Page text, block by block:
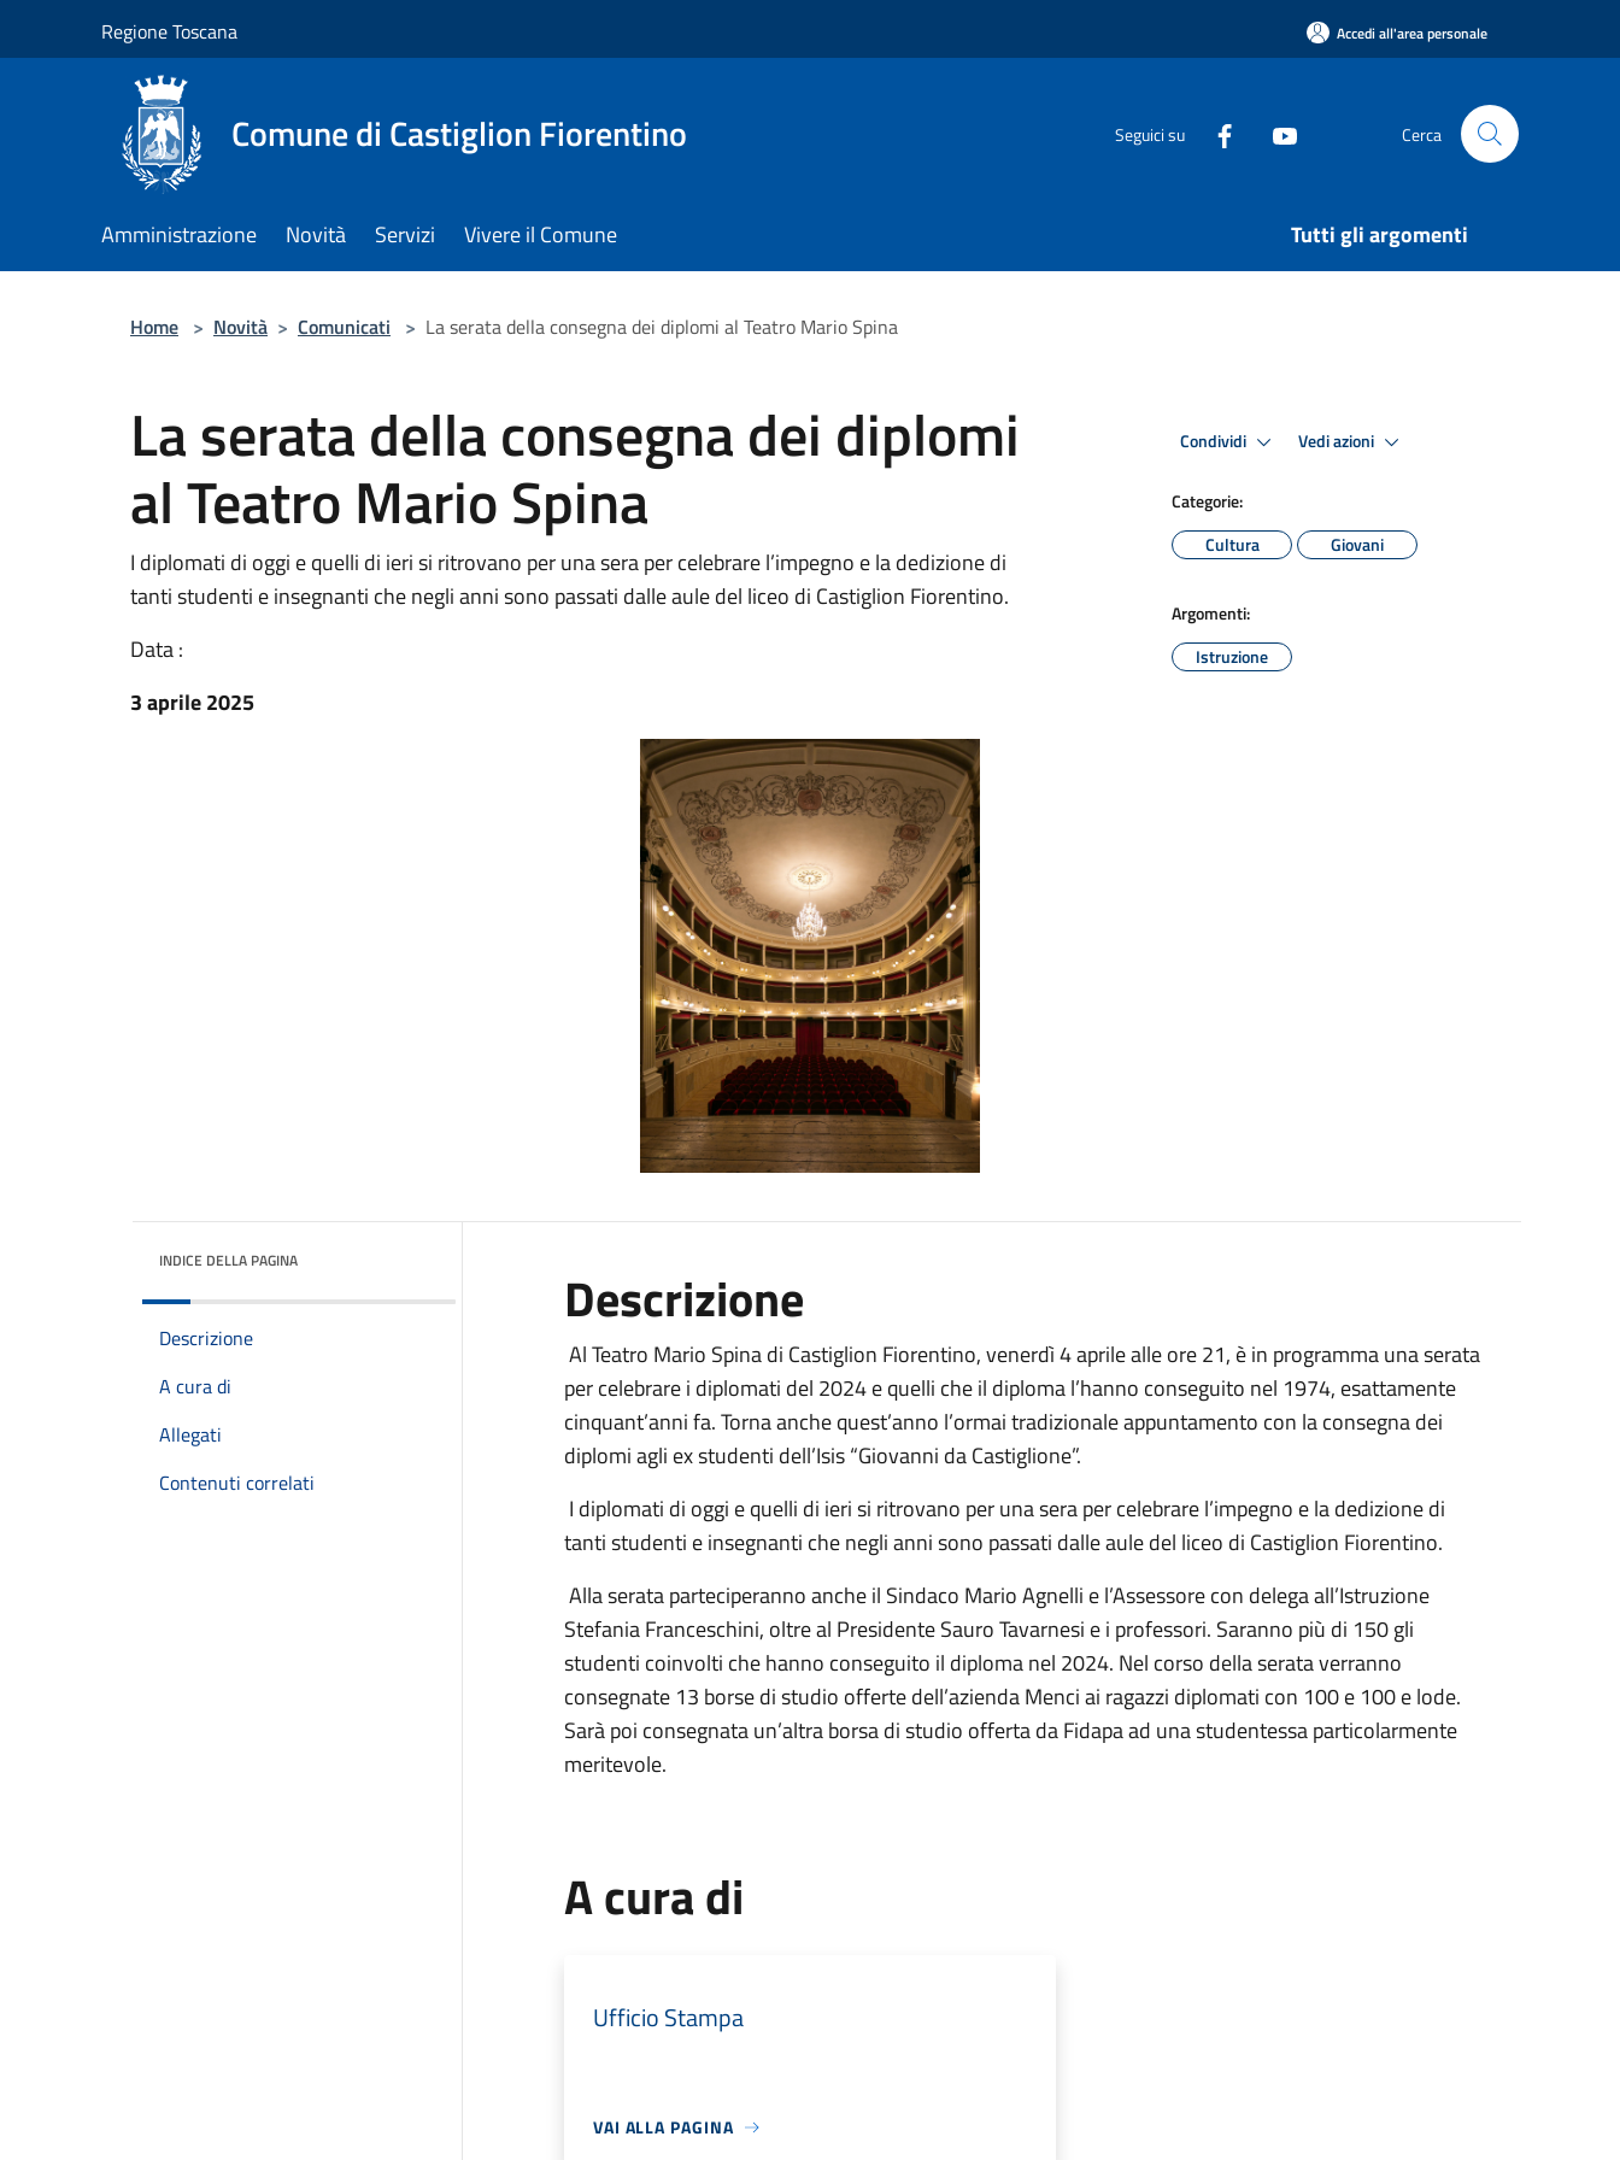
Regione Toscana Accedi all'area personale
Comune di Castiglion Fiorentino Seguici su Cerca
Amministrazione Novità Servizi Vivere il Comune Tutti gli argomenti
Home > Novità > Comunicati > La serata della consegna dei diplomi al Teatro Mario Spina
La serata della consegna dei diplomi
al Teatro Mario Spina
I diplomati di oggi e quelli di ieri si ritrovano per una sera per celebrare l’impegno e la dedizione di
tanti studenti e insegnanti che negli anni sono passati dalle aule del liceo di Castiglion Fiorentino.
Data :
3 aprile 2025
Condividi Vedi azioni
Categorie:
Cultura
Giovani
Argomenti:
Istruzione
INDICE DELLA PAGINA
Descrizione
A cura di
Allegati
Contenuti correlati
Descrizione
Al Teatro Mario Spina di Castiglion Fiorentino, venerdì 4 aprile alle ore 21, è in programma una serata
per celebrare i diplomati del 2024 e quelli che il diploma l’hanno conseguito nel 1974, esattamente
cinquant’anni fa. Torna anche quest’anno l’ormai tradizionale appuntamento con la consegna dei
diplomi agli ex studenti dell’Isis “Giovanni da Castiglione”.
I diplomati di oggi e quelli di ieri si ritrovano per una sera per celebrare l’impegno e la dedizione di
tanti studenti e insegnanti che negli anni sono passati dalle aule del liceo di Castiglion Fiorentino.
Alla serata parteciperanno anche il Sindaco Mario Agnelli e l’Assessore con delega all’Istruzione
Stefania Franceschini, oltre al Presidente Sauro Tavarnesi e i professori. Saranno più di 150 gli
studenti coinvolti che hanno conseguito il diploma nel 2024. Nel corso della serata verranno
consegnate 13 borse di studio offerte dell’azienda Menci ai ragazzi diplomati con 100 e 100 e lode.
Sarà poi consegnata un’altra borsa di studio offerta da Fidapa ad una studentessa particolarmente
meritevole.
A cura di
Ufficio Stampa
VAI ALLA PAGINA